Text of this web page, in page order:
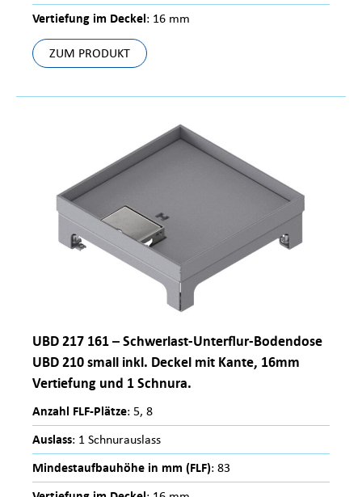
Vertiefung im Deckel: 16 mm
ZUM PRODUKT
UBD 217 161 – Schwerlast-Unterflur-Bodendose
UBD 210 small inkl. Deckel mit Kante, 16mm
Vertiefung und 1 Schnura.
Anzahl FLF-Plätze: 5, 8
Auslass: 1 Schnurauslass
Mindestaufbauhöhe in mm (FLF): 83